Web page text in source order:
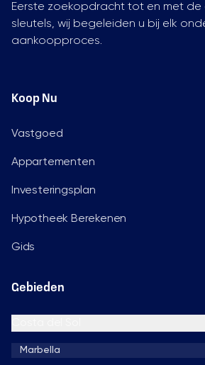
Eerste zoekopdracht tot en met
sleutels, wij begeleiden u bij elk
aankoopproces.
Koop Nu
Vastgoed
Appartementen
Investeringsplan
Hypotheek Berekenen
Gids
Gebieden
Marbella